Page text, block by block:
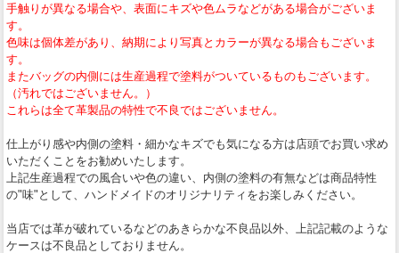
手触りが異なる場合や、表面にキズや色ムラなどがある場合がございま
す。
色味は個体差があり、納期により写真とカラーが異なる場合もございま
す。
またバッグの内側には生産過程で塗料がついているものもございます。
（汚れではございません。）
これらは全て革製品の特性で不良ではございません。
仕上がり感や内側の塗料・細かなキズでも気になる方は店頭でお買い求め
いただくことをお勧めいたします。
上記生産過程での風合いや色の違い、内側の塗料の有無などは商品特性
の"味"として、ハンドメイドのオリジナリティをお楽しみください。
当店では革が破れているなどのあきらかな不良品以外、上記記載のような
ケースは不良品としておりません。